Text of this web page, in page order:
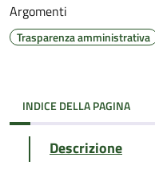
Argomenti
Trasparenza amministrativa
INDICE DELLA PAGINA
Descrizione